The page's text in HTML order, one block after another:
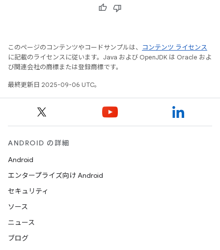
このページのコンテンツやコードサンプルは、
コンテンツ ライセンス
に記載のライセンスに従います。Java および OpenJDK は Oracle およ
び関連会社の商標または登録商標です。
最終更新日 2025-09-06 UTC。
ANDROID の詳細
Android
エンタープライズ向け Android
セキュリティ
ソース
ニュース
ブログ